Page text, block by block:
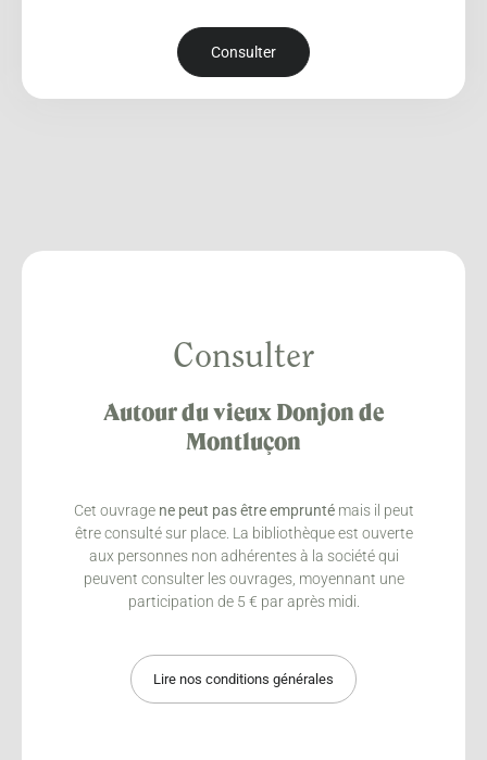
Consulter
Consulter
Autour du vieux Donjon de
Montluçon
Cet ouvrage ne peut pas être empruntémais il peut
être consulté sur place. La bibliothèque est ouverte
aux personnes non adhérentes à la société qui
peuvent consulter les ouvrages, moyennant une
participation de 5 € par après midi.
Lire nos conditions générales